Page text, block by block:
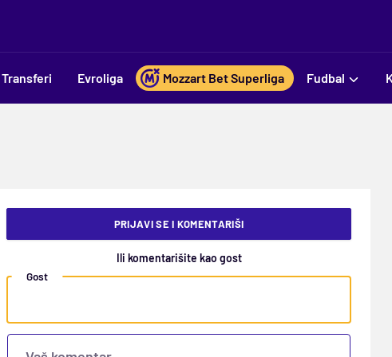
Transferi Evroliga Mozzart Bet Superliga Fudbal
PRIJAVI SE I KOMENTARIŠI
Ili komentarišite kao gost
Gost